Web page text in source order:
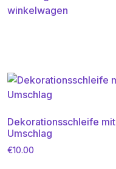
winkelwagen
Dekorationsschleife mit
Umschlag
€10.00